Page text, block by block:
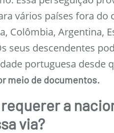
vários países fora do
Colômbia, Argentina,
seus descendentes
portuguesa desde
meio de documentos.
a
via?